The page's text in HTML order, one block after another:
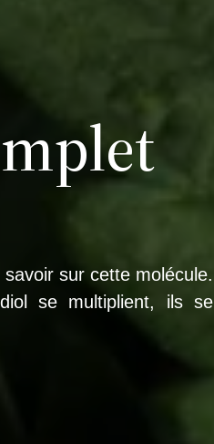
sur cette molécule.
se multiplient, ils se